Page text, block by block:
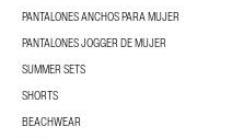
PANTALONES ANCHOS PARA MUJER
PANTALONES JOGGER DE MUJER
SUMMER SETS
SHORTS
BEACHWEAR